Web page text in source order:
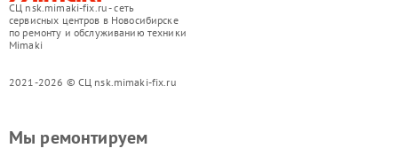
СЦ nsk.mimaki-fix.ru - сеть
сервисных центров в Новосибирске
по ремонту и обслуживанию техники
Mimaki
2021-2026 © СЦ nsk.mimaki-fix.ru
Мы ремонтируем